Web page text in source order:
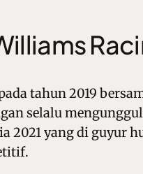
tahun 2019
selalu
2021 yang di guyur